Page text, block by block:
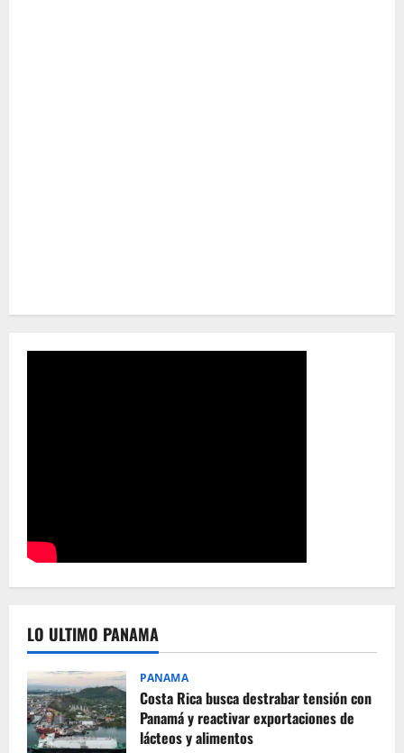
LO ULTIMO PANAMA
PANAMA
Costa Rica busca destrabar tensión con
Panamá y reactivar exportaciones de
lácteos y alimentos